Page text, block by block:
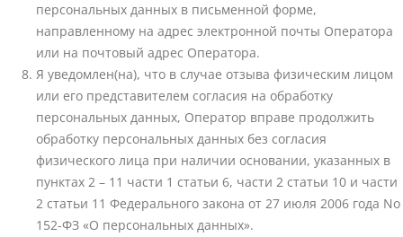
персональных данных в письменной форме,
направленному на адрес электронной почты Оператора
или на почтовый адрес Оператора.
Я уведомлен(на), что в случае отзыва физическим лицом
или его представителем согласия на обработку
персональных данных, Оператор вправе продолжить
обработку персональных данных без согласия
физического лица при наличии основании, указанных в
пунктах 2 – 11 части 1 статьи 6, части 2 статьи 10 и части
2 статьи 11 Федерального закона от 27 июля 2006 года No
152-ФЗ «О персональных данных».